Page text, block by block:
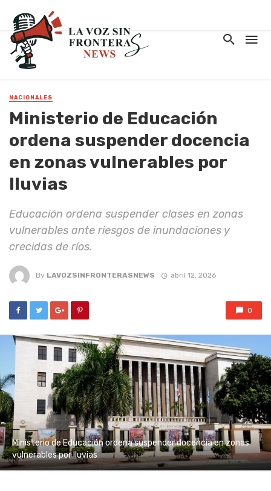
NACIONALES
Ministerio de Educación
ordena suspender docencia
en zonas vulnerables por
lluvias
Educación ordena suspender clases en zonas
vulnerables ante riesgos de inundaciones y
crecidas de ríos.
By LAVOZSINFRONTERASNEWS abril 12, 2026
0
Ministerio de Educación ordena suspender docencia en zonas
vulnerables por lluvias